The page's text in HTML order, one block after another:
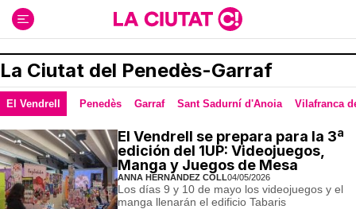
contenido
La Ciutat del Penedès-Garraf
El Vendrell Penedès Garraf Sant Sadurní d'Anoia Vilafranca
El Vendrell se prepara para la 3ª
edición del 1UP: Videojuegos,
Manga y Juegos de Mesa
ANNA HERNÁNDEZ COLL04/05/2026
Los días 9 y 10 de mayo los videojuegos y el
manga llenarán el edificio Tabaris